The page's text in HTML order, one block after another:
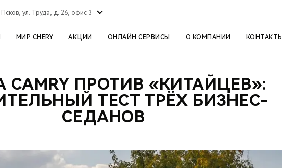
Псков, ул. Труда, д. 26, офис 3
МИР CHERY АКЦИИ ОНЛАЙН СЕРВИСЫ О КОМПАНИИ КОНТАКТЫ
CAMRY ПРОТИВ «КИТАЙЦЕВ»:
ТЕСТ ТРЁХ БИЗНЕС-
СЕДАНОВ